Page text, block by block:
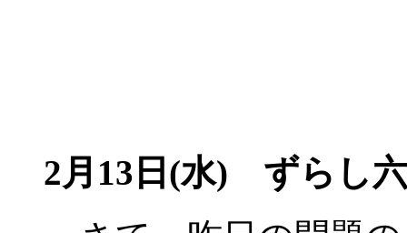
2月13日(水) ずらし